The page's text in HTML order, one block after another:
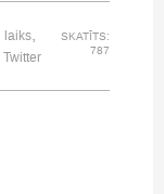
laiks,
Twitter
SKATĪTS:
787